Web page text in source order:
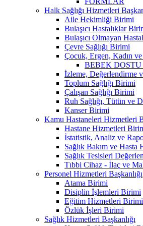
Halk Sağlığı Hizmetleri
Aile Hekimliği Birimi
Bulaşıcı Hastalıklar
Bulaşıcı Olmayan
Çevre Sağlığı Birimi
Çocuk, Ergen, Kadın
BEBEK
İzleme, Değerlendirme
Toplum Sağlığı Birimi
Çalışan Sağlığı Birimi
Ruh Sağlığı, Tütün ve
Kanser Birimi
Kamu Hastaneleri Hizmetleri
Hastane Hizmetleri
İstatistik, Analiz ve
Sağlık Bakım ve
Sağlık Tesisleri
Tıbbi Cihaz - İlaç ve
Personel Hizmetleri Başkanlığı
Atama Birimi
Disiplin İşlemleri Birimi
Eğitim Hizmetleri Birimi
Özlük İşleri Birimi
Sağlık Hizmetleri Başkanlığı